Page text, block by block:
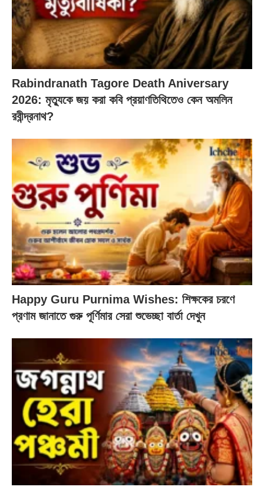
Rabindranath Tagore Death Aniversary
2026: মৃত্যুকে জয় করা কবি প্রয়াণতিথিতেও কেন অমলিন
রবীন্দ্রনাথ?
Happy Guru Purnima Wishes: শিক্ষকের চরণে
প্রণাম জানাতে গুরু পূর্ণিমার সেরা শুভেচ্ছা বার্তা দেখুন